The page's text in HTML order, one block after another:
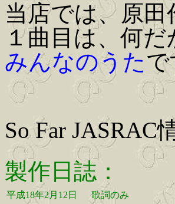
当店では、原
１曲目は、何
みんなのうたで
So Far
製作日誌：
平成18年2月12日 歌詞のみ